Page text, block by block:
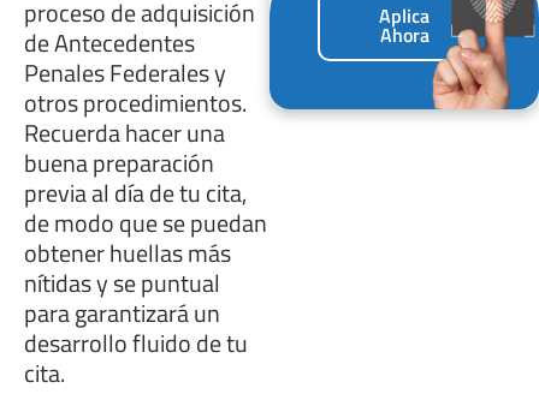
proceso de adquisición
de Antecedentes
Penales Federales y
otros procedimientos.
Recuerda hacer una
buena preparación
previa al día de tu cita,
de modo que se puedan
obtener huellas más
nítidas y se puntual
para garantizará un
desarrollo fluido de tu
cita.
Aplica
Ahora